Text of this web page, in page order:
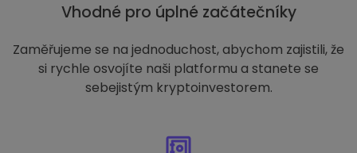
Vhodné pro úplné začátečníky
Zaměřujeme se na jednoduchost, abychom zajistili, že
si rychle osvojíte naši platformu a stanete se
sebejistým kryptoinvestorem.